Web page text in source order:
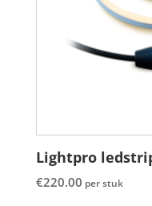
Lightpro
€220.00 per stuk